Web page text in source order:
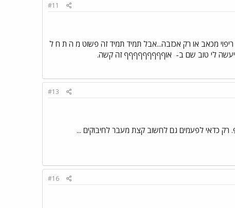
#11
מכאב או רק אכזבה...אבל תמיד תמיד זה פשוט מ ה ת ח ל
יעשה לי טוב שם ב- אוףףףףףףףףף זה קשה.
#13
רק כדאי לפעמים גם לחשוב קצת מעבר לחיבוקים ...
#16